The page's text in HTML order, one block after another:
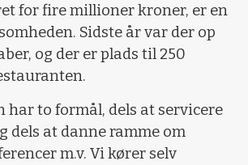
for fire millioner kroner, er en
Sidste år var der op
og der er plads til 250
har to formål, dels at servicere
dels at danne ramme om
m.v. Vi kører selv